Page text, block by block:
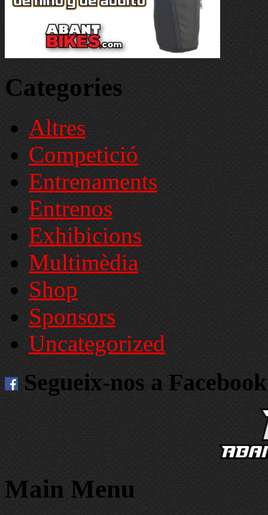
Categories
Altres
Competició
Entrenaments
Entrenos
Exhibicions
Multimèdia
Shop
Sponsors
Uncategorized
Segueix-nos a
Main Menu